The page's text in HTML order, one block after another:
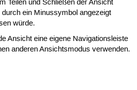
Teilen und Schließen der Ansicht
ein Minussymbol angezeigt
würde.
Ansicht eine eigene Navigationsleiste
anderen Ansichtsmodus verwenden.